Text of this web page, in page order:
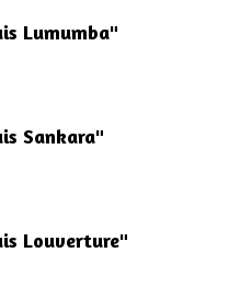
Lumumba"
Sankara"
Louverture"